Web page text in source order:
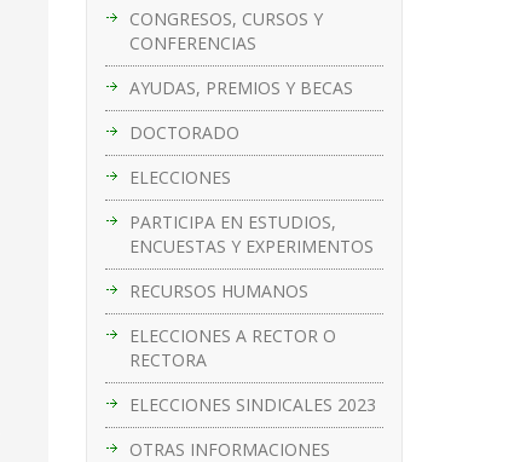
CONGRESOS, CURSOS Y
CONFERENCIAS
AYUDAS, PREMIOS Y BECAS
DOCTORADO
ELECCIONES
PARTICIPA EN ESTUDIOS,
ENCUESTAS Y EXPERIMENTOS
RECURSOS HUMANOS
ELECCIONES A RECTOR O
RECTORA
ELECCIONES SINDICALES 2023
OTRAS INFORMACIONES